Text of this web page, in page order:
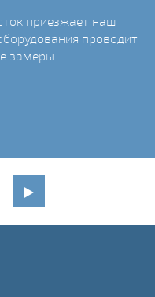
приезжает наш
проводит
замеры